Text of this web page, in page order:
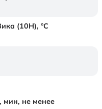
(10Н), °C
мин, не менее